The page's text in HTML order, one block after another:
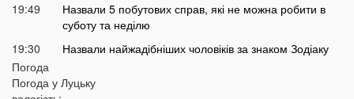
19:49
Назвали 5 побутових справ, які не можна робити в
суботу та неділю
19:30
Назвали найжадібніших чоловіків за знаком Зодіаку
19:15
Погода
Погода у Луцьку